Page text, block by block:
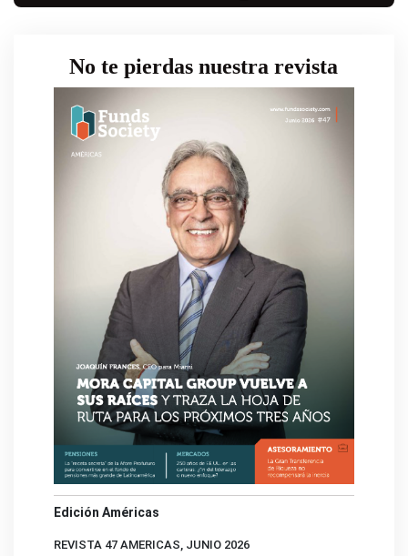
No te pierdas nuestra revista
Edición Américas
REVISTA 47 AMERICAS, JUNIO 2026